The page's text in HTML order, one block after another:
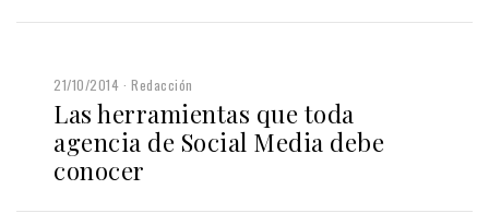
21/10/2014 Redacción
Las herramientas que toda
agencia de Social Media debe
conocer